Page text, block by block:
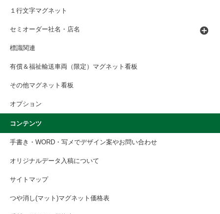
１行文字マグネット
セミオーダー社名・店名
標識関連
有償＆福祉輸送車両（限定）マグネット看板
その他マグネット看板
オプション
コンテンツ
手書き・WORD・写メでデザイン案やお問い合わせ
オリジナルデータ入稿について
サイトマップ
つや消し(マット)マグネット価格表